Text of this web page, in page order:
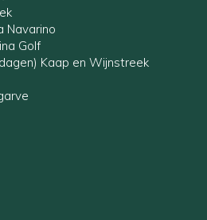
Navarino
Golf
Kaap en Wijnstreek